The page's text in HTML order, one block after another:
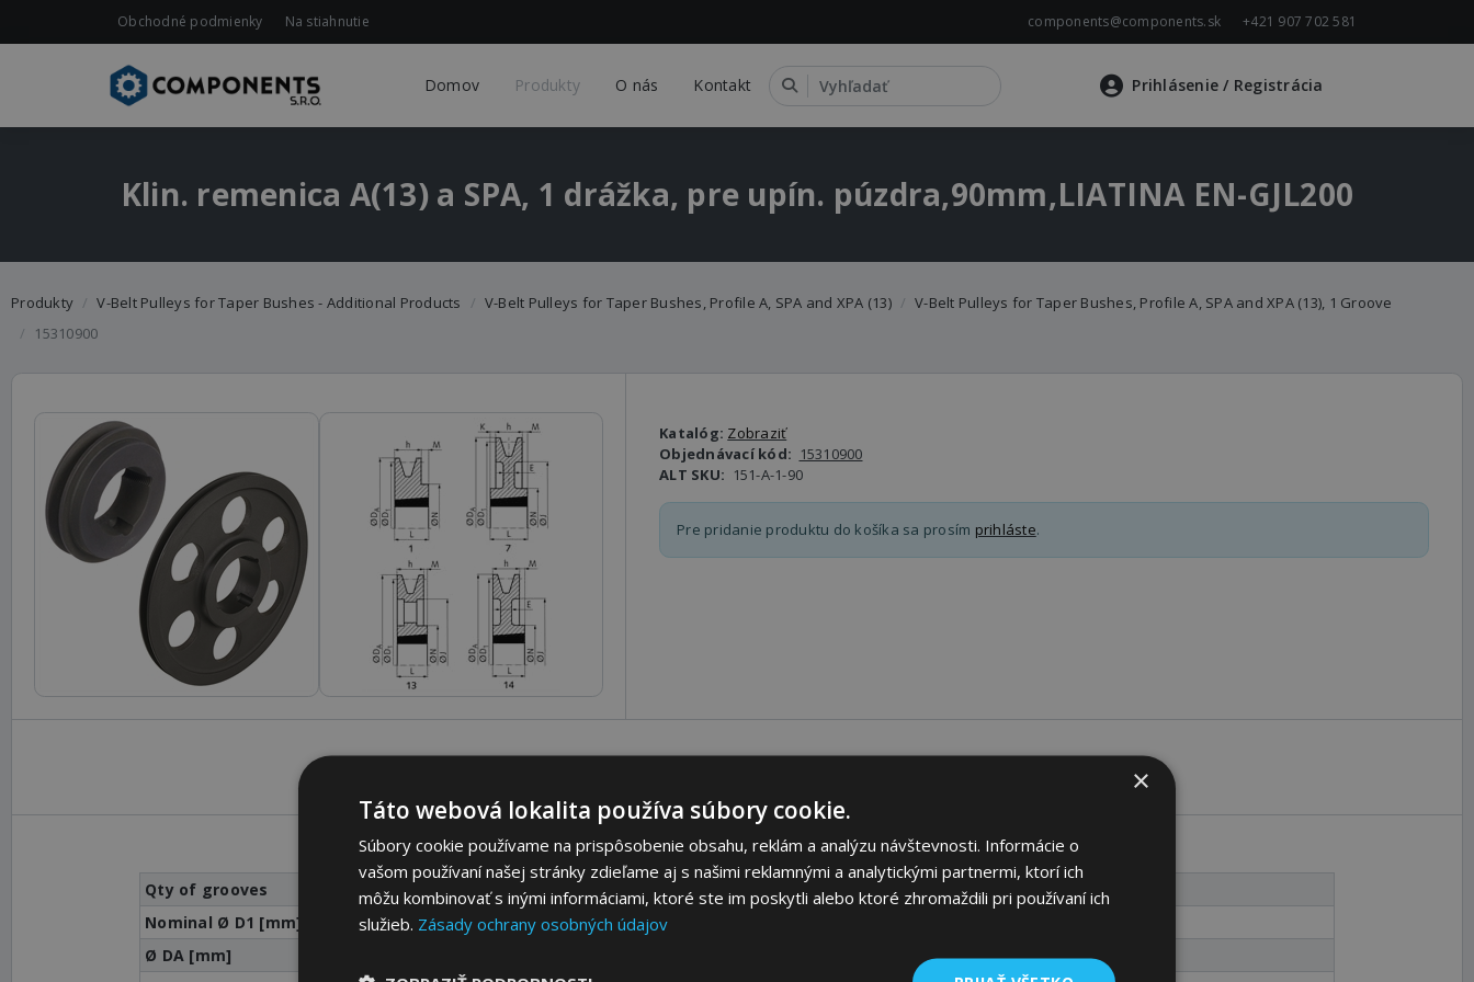
Obchodné podmienky Na stiahnutie components@components.sk +421 907 702 581
Domov Produkty O nás Kontakt Prihlásenie/ Registrácia
Klin. remenica A(13) a SPA, 1 drážka, pre upín. púzdra,90mm,LIATINA EN-GJL200
Produkty V-Belt Pulleys for Taper Bushes - Additional Products V-Belt Pulleys for Taper Bushes, Profile A, SPA and XPA (13)
V-Belt Pulleys for Taper Bushes, Profile A, SPA and XPA (13), 1 Groove
15310900
Katalóg: Zobraziť
Objednávací kód: 15310900
ALT SKU: 151-A-1-90
Pre pridanie produktu do košíka sa prosím prihláste.
Qty of grooves
1
Nominal Ø D1 [mm]
Ø DA [mm]
95,5
×
Táto webová lokalita používa súbory cookie.
Súbory cookie používame na prispôsobenie obsahu, reklám a analýzu návštevnosti. Informácie o
vašom používaní našej stránky zdieľame aj s našimi reklamnými a analytickými partnermi, ktorí ich
môžu kombinovať s inými informáciami, ktoré ste im poskytli alebo ktoré zhromaždili pri používaní ich
služieb. Zásady ochrany osobných údajov